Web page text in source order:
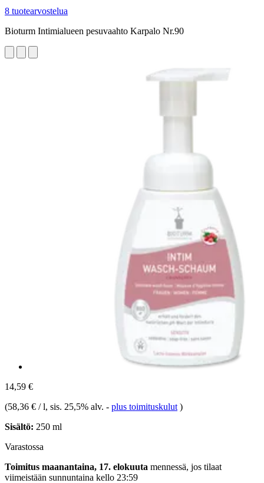
8 tuotearvostelua
Bioturm Intimialueen pesuvaahto Karpalo Nr.90
14,59 €
(58,36 € / l, sis. 25,5% alv. - plus toimituskulut )
Sisältö: 250 ml
Varastossa
Toimitus maanantaina, 17. elokuuta mennessä, jos tilaat
viimeistään sunnuntaina kello 23:59